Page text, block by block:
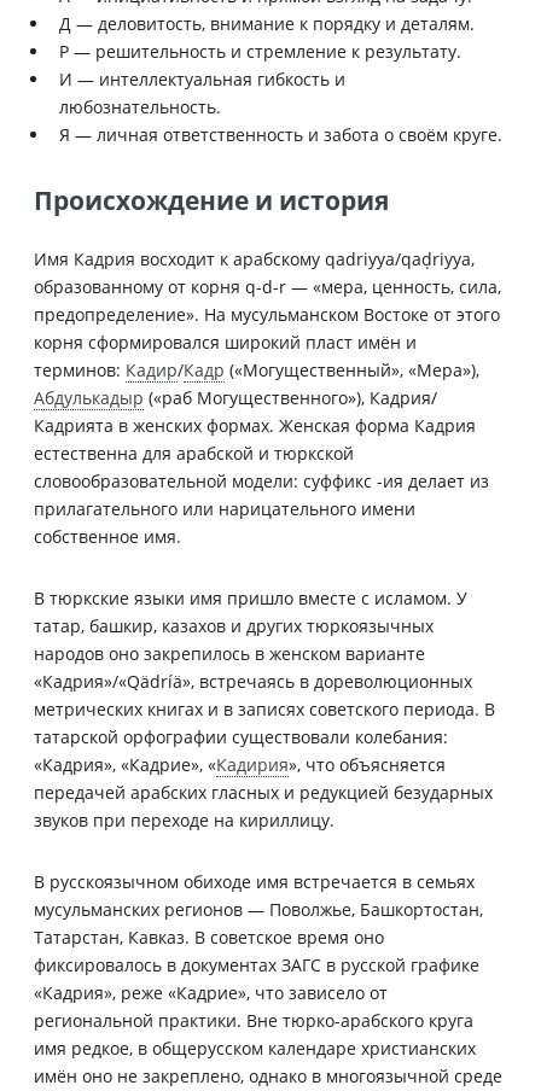
Д — деловитость, внимание к порядку и деталям.
Р — решительность и стремление к результату.
И — интеллектуальная гибкость и
любознательность.
Я — личная ответственность и забота о своём круге.
Происхождение и история
Имя Кадрия восходит к арабскому qadriyya/qaḍriyya,
образованному от корня q-d-r — «мера, ценность, сила,
предопределение». На мусульманском Востоке от этого
корня сформировался широкий пласт имён и
терминов: Кадир/Кадр («Могущественный», «Мера»),
Абдулькадыр («раб Могущественного»), Кадрия/
Кадрията в женских формах. Женская форма Кадрия
естественна для арабской и тюркской
словообразовательной модели: суффикс -ия делает из
прилагательного или нарицательного имени
собственное имя.
В тюркские языки имя пришло вместе с исламом. У
татар, башкир, казахов и других тюркоязычных
народов оно закрепилось в женском варианте
«Кадрия»/«Qädríä», встречаясь в дореволюционных
метрических книгах и в записях советского периода. В
татарской орфографии существовали колебания:
«Кадрия», «Кадрие», «Кадирия», что объясняется
передачей арабских гласных и редукцией безударных
звуков при переходе на кириллицу.
В русскоязычном обиходе имя встречается в семьях
мусульманских регионов — Поволжье, Башкортостан,
Татарстан, Кавказ. В советское время оно
фиксировалось в документах ЗАГС в русской графике
«Кадрия», реже «Кадрие», что зависело от
региональной практики. Вне тюрко-арабского круга
имя редкое, в общерусском календаре христианских
имён оно не закреплено, однако в многоязычной среде